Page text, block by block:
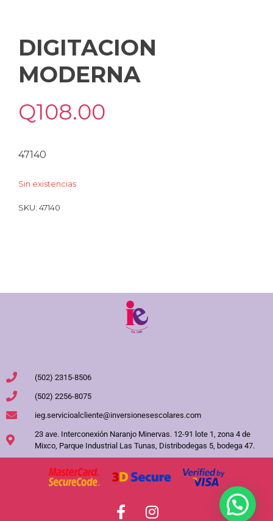
DIGITACION
MODERNA
Q108.00
47140
Sin existencias
SKU: 47140
(502) 2315-8506
(502) 2256-8075
ieg.servicioalcliente@inversionesescolares.com
23 ave. Interconexión Naranjo Minervas. 12-91 lote 1, zona 4 de
Mixco, Parque Industrial Las Tunas, Distribodegas 5, bodega 47.